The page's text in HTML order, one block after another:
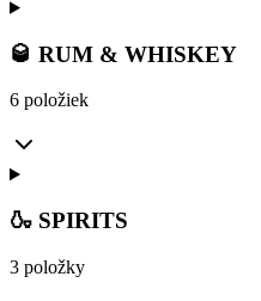
🥃 RUM & WHISKEY
6 položiek
🍶 SPIRITS
3 položky